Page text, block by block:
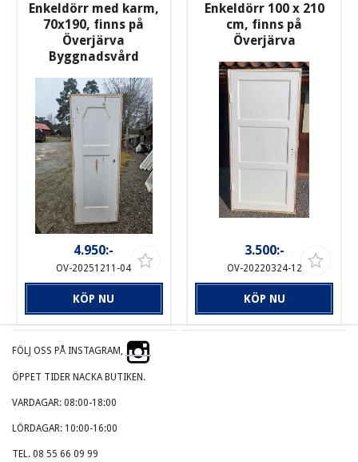
Enkeldörr med karm,
70x190, finns på
Överjärva
Byggnadsvård
4.950:-
OV-20251211-04
KÖP NU
Enkeldörr 100 x 210
cm, finns på
Överjärva
3.500:-
OV-20220324-12
KÖP NU
FÖLJ OSS PÅ INSTAGRAM,
ÖPPET TIDER NACKA BUTIKEN.
VARDAGAR: 08:00-18:00
LÖRDAGAR: 10:00-16:00
TEL. 08 55 66 09 99